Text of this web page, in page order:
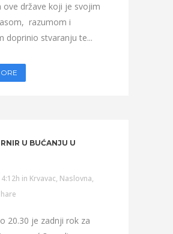
ove države koji je svojim
razumom i
doprinio stvaranju te...
U BUĆANJU U
in Krvavac, Naslovna,
20.30 je zadnji rok za